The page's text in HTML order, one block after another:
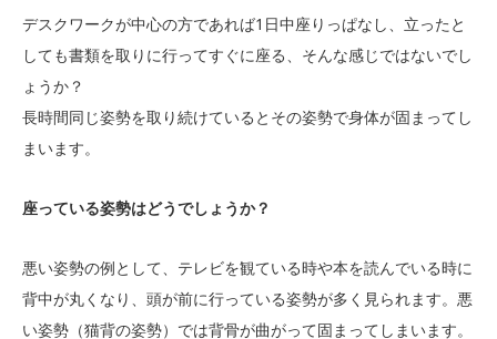
デスクワークが中心の方であれば1日中座りっぱなし、立ったと
しても書類を取りに行ってすぐに座る、そんな感じではないでし
ょうか？
長時間同じ姿勢を取り続けているとその姿勢で身体が固まってし
まいます。
座っている姿勢はどうでしょうか？
悪い姿勢の例として、テレビを観ている時や本を読んでいる時に
背中が丸くなり、頭が前に行っている姿勢が多く見られます。悪
い姿勢（猫背の姿勢）では背骨が曲がって固まってしまいます。